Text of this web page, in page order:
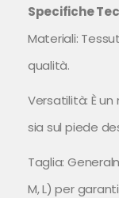
Specifiche
Materiali:
qualità.
Versatilità: È
sia sul piede
Taglia:
M, L) per